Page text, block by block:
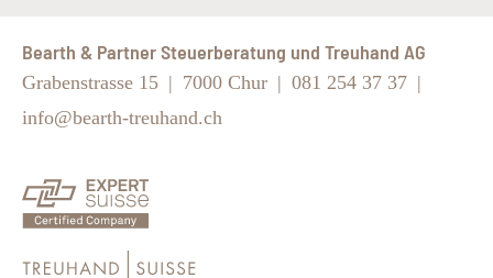
Bearth & Partner Steuerberatung und Treuhand AG
Grabenstrasse 15 | 7000 Chur | 081 254 37 37 |
info@bearth-treuhand.ch